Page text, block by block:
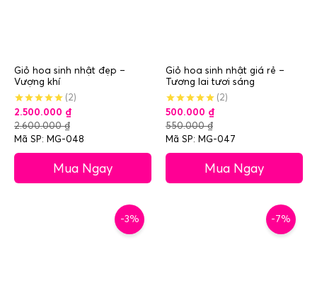
Giỏ hoa sinh nhật đẹp –
Vượng khí
(2)
2.500.000 ₫
2.600.000₫
Mã SP: MG-048
Mua Ngay
Giỏ hoa sinh nhật giá rẻ –
Tương lai tươi sáng
(2)
500.000 ₫
550.000₫
Mã SP: MG-047
Mua Ngay
-3% -7%